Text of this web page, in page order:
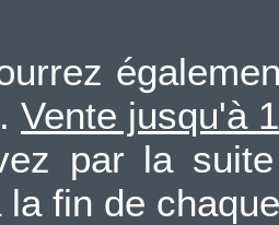
Vente jusqu'à
par la
la fin de